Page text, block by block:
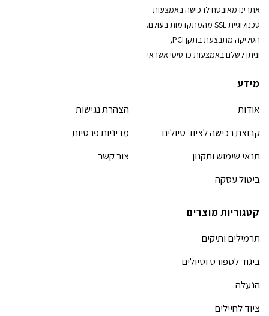
אתרינו מאובטח לרכישה באמצעות
טכנולוגיית SSL מהמתקדמות בעולם.
הסליקה מתבצעת בתקן PCI,
וניתן לשלם באמצעות כרטיסי אשראי
מידע
אודות
קבוצת רכישה לציוד טיולים
תנאי שימוש ותקנון
ביטול עסקה
הצהרת נגישות
מדיניות פרטיות
צור קשר
קטגוריות מוצרים
תרמילים ותיקים
ביגוד לספורט וטיולים
הנעלה
ציוד לחיילים